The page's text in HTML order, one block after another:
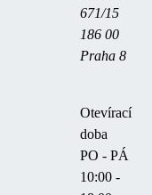
671/15
186 00
Praha 8
Otevírací
doba
PO - PÁ
10:00 -